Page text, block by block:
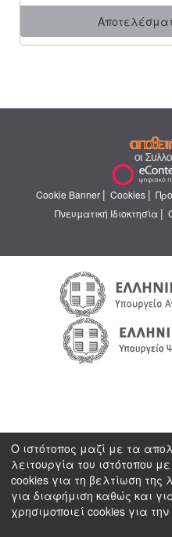
Cookie Banner | Cookies |
Πνευματική Ιδιοκτησία |
Ο ιστότοπος μαζί με τα
λειτουργία του ιστότοπου
cookies για τη βελτίωση της
για διαφήμιση καθώς και
χρησιμοποιεί cookies για